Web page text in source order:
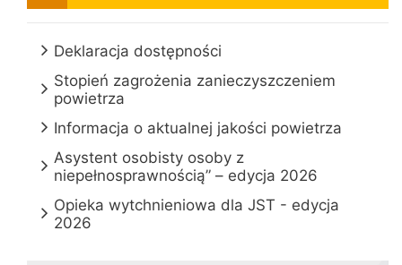
Deklaracja dostępności
Stopień zagrożenia zanieczyszczeniem
powietrza
Informacja o aktualnej jakości powietrza
Asystent osobisty osoby z
niepełnosprawnością” – edycja 2026
Opieka wytchnieniowa dla JST - edycja
2026